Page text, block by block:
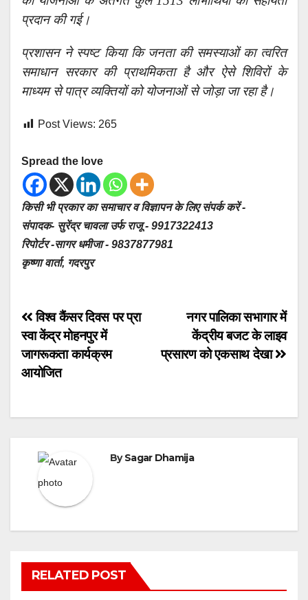
प्रदान की गई।
प्रशासन ने स्पष्ट किया कि जनता की समस्याओं का त्वरित
समाधान सरकार की प्राथमिकता है और ऐसे शिविरों के
माध्यम से पात्र व्यक्तियों को योजनाओं से जोड़ा जा रहा है।
Post Views: 265
Spread the love
किसी भी प्रकार का समाचार व विज्ञापन के लिए संपर्क करें -
संपादक- सुरेंद्र चावला उर्फ राजू - 9917322413
रिपोर्टर -सागर धमीजा - 9837877981
कृष्णा वार्ता, गदरपुर
Post
navigation
नगर पालिका सभागार में
केंद्रीय बजट के लाइव
प्रसारण को एकसाथ देखा
विश्व कैंसर दिवस पर प्रा
स्वा केंद्र मोहनपुर में
जागरूकता कार्यक्रम
आयोजित
BySagar Dhamija
RELATED POST